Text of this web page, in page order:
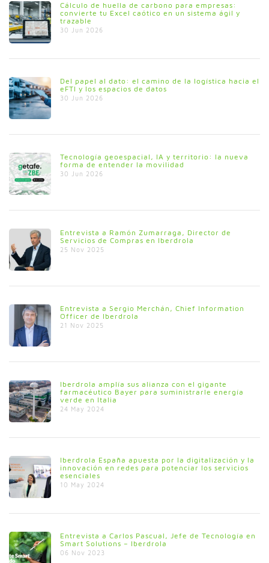
Cálculo de huella de carbono para empresas:
convierte tu Excel caótico en un sistema ágil y
trazable
30 Jun 2026
Del papel al dato: el camino de la logística hacia el
eFTI y los espacios de datos
30 Jun 2026
Tecnología geoespacial, IA y territorio: la nueva
forma de entender la movilidad
30 Jun 2026
Entrevista a Ramón Zumarraga, Director de
Servicios de Compras en Iberdrola
25 Nov 2025
Entrevista a Sergio Merchán, Chief Information
Officer de Iberdrola
21 Nov 2025
Iberdrola amplía sus alianza con el gigante
farmacéutico Bayer para suministrarle energía
verde en Italia
24 May 2024
Iberdrola España apuesta por la digitalización y la
innovación en redes para potenciar los servicios
esenciales
10 May 2024
Entrevista a Carlos Pascual, Jefe de Tecnología en
Smart Solutions – Iberdrola
06 Nov 2023